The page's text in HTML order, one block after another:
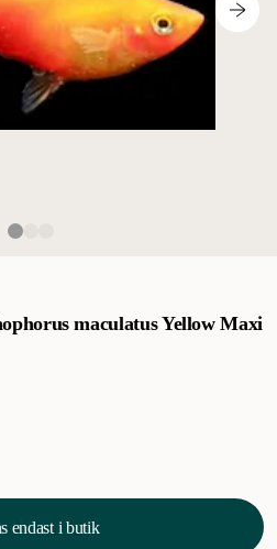
maculatus Yellow Maxi
endast i butik